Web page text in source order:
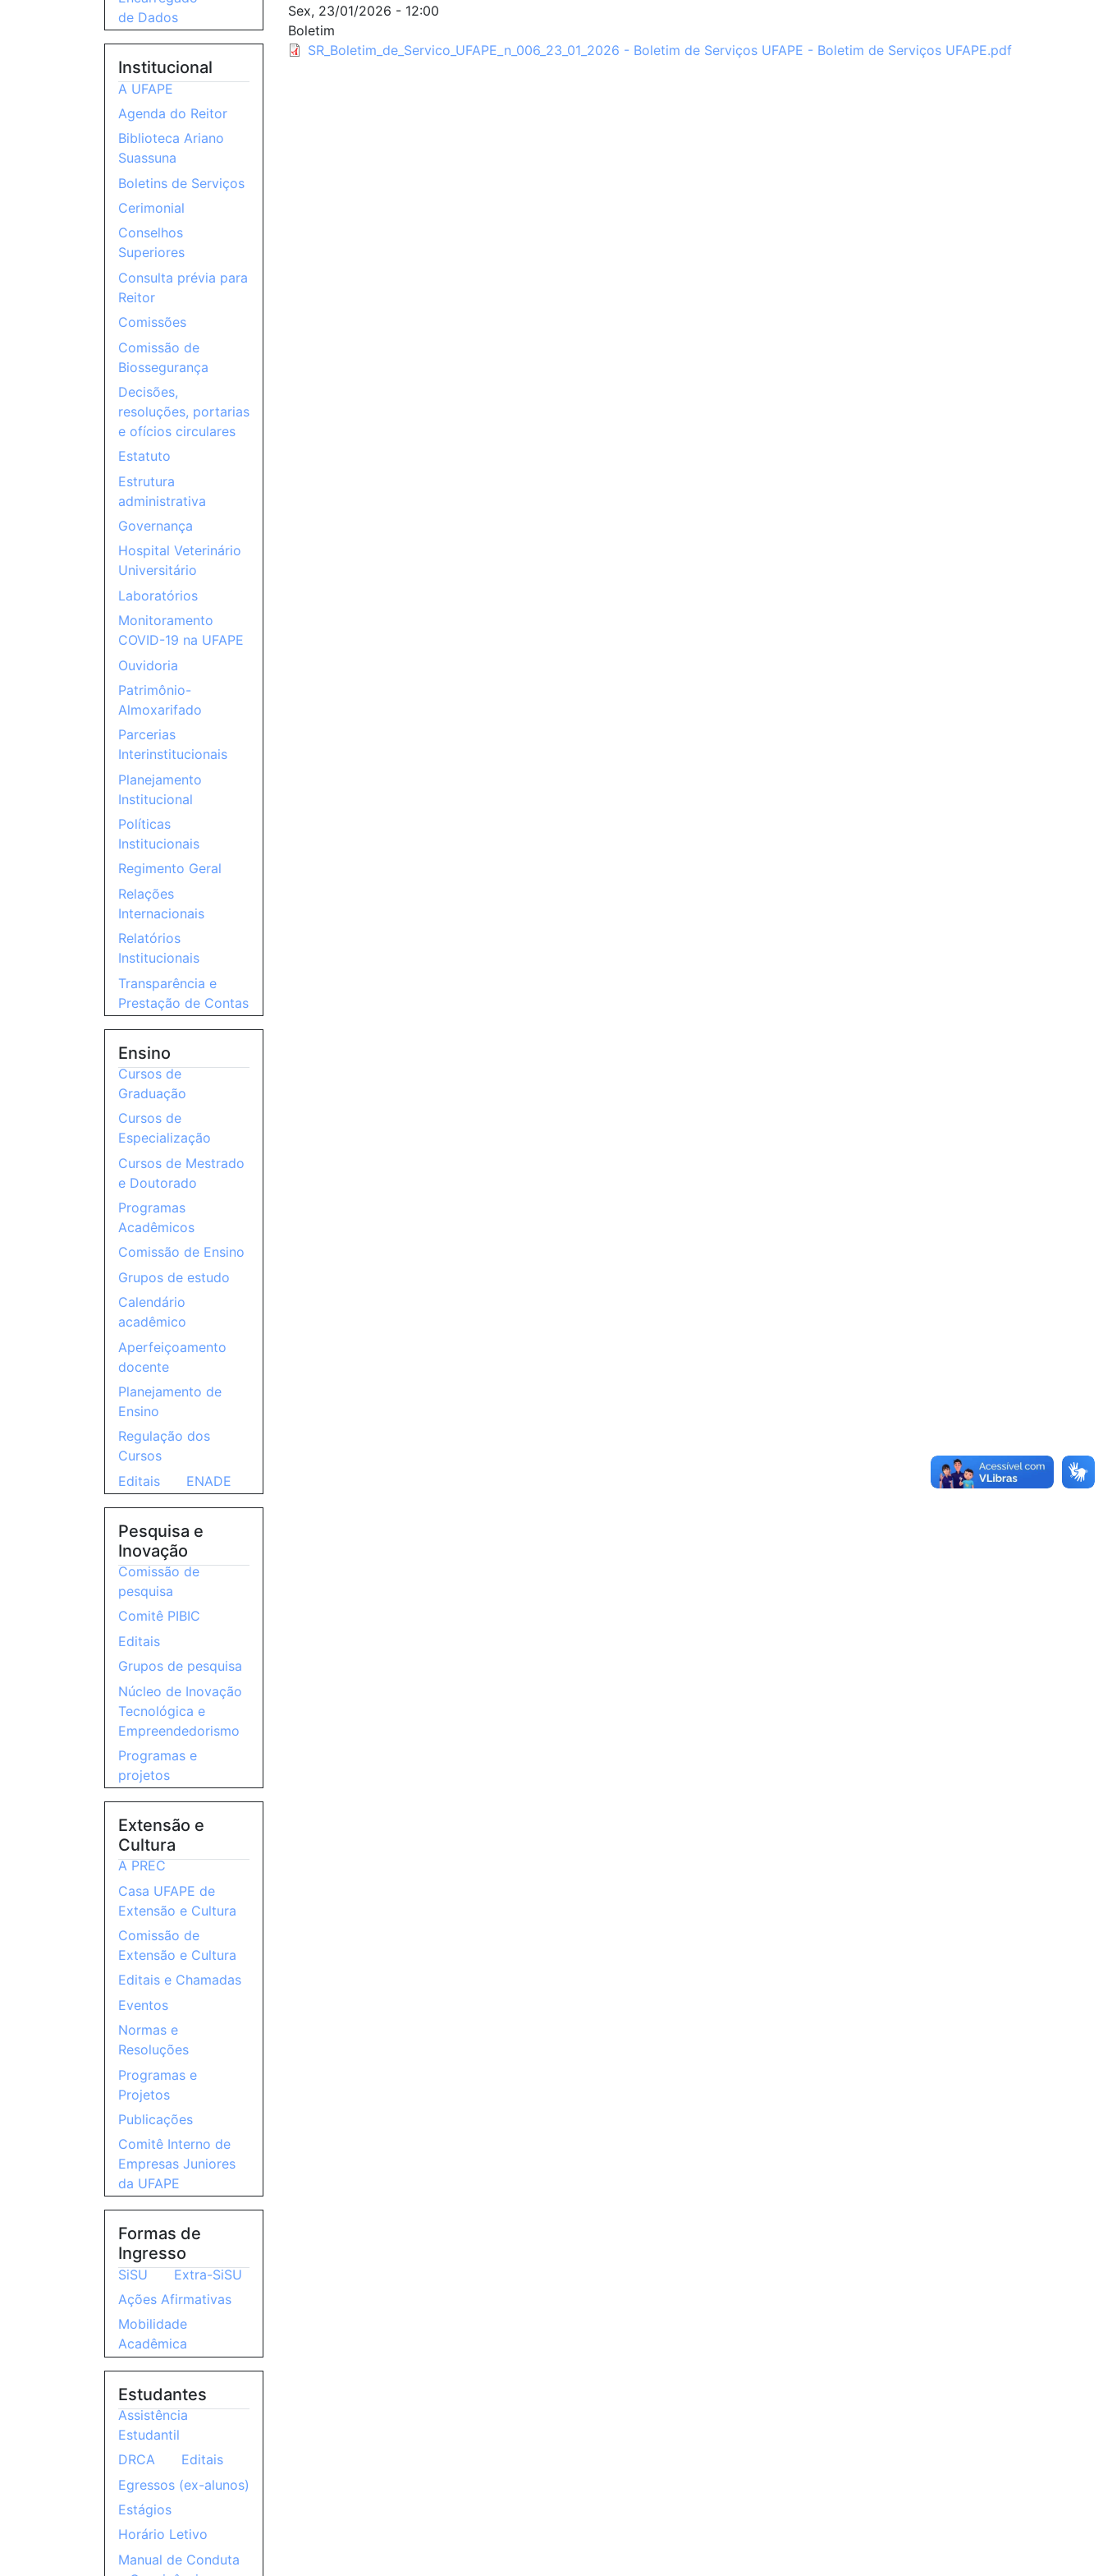
Sex, 23/01/2026 - 12:00
Boletim
SR_Boletim_de_Servico_UFAPE_n_006_23_01_2026 - Boletim de Serviços UFAPE - Boletim de Serviços UFAPE.pdf
de Dados
Institucional
A UFAPE
Agenda do Reitor
Biblioteca Ariano
Suassuna
Boletins de Serviços
Cerimonial
Conselhos
Superiores
Consulta prévia para
Reitor
Comissões
Comissão de
Biossegurança
Decisões,
resoluções, portarias
e ofícios circulares
Estatuto
Estrutura
administrativa
Governança
Hospital Veterinário
Universitário
Laboratórios
Monitoramento
COVID-19 na UFAPE
Ouvidoria
Patrimônio-
Almoxarifado
Parcerias
Interinstitucionais
Planejamento
Institucional
Políticas
Institucionais
Regimento Geral
Relações
Internacionais
Relatórios
Institucionais
Transparência e
Prestação de Contas
Ensino
Cursos de
Graduação
Cursos de
Especialização
Cursos de Mestrado
e Doutorado
Programas
Acadêmicos
Comissão de Ensino
Grupos de estudo
Calendário
acadêmico
Aperfeiçoamento
docente
Planejamento de
Ensino
Regulação dos
Cursos
Editais
ENADE
Pesquisa e
Inovação
Comissão de
pesquisa
Comitê PIBIC
Editais
Grupos de pesquisa
Núcleo de Inovação
Tecnológica e
Empreendedorismo
Programas e
projetos
Extensão e
Cultura
A PREC
Casa UFAPE de
Extensão e Cultura
Comissão de
Extensão e Cultura
Editais e Chamadas
Eventos
Normas e
Resoluções
Programas e
Projetos
Publicações
Comitê Interno de
Empresas Juniores
da UFAPE
Formas de
Ingresso
SiSU
Extra-SiSU
Ações Afirmativas
Mobilidade
Acadêmica
Estudantes
Assistência
Estudantil
DRCA
Editais
Egressos (ex-alunos)
Estágios
Horário Letivo
Manual de Conduta